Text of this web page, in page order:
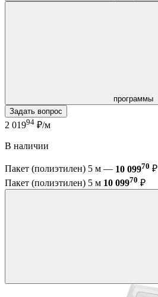
программы
Задать вопрос
2 01994 ₽/м
В наличии
Пакет (полиэтилен) 5 м — 10 09970 ₽
Пакет (полиэтилен) 5 м 10 09970 ₽